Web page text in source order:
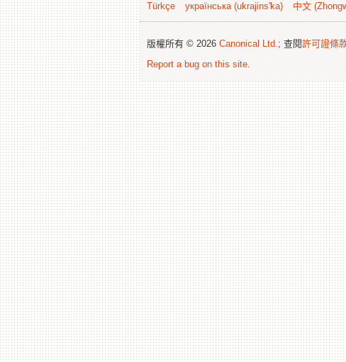
Türkçe
українська (ukrajins'ka) 中文
版權所有 © 2026 Canonical Ltd.; 查閱許可證條
Report a bug on this site.